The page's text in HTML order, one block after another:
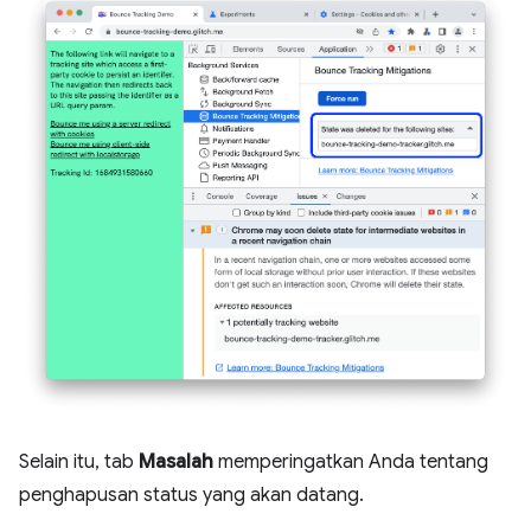
Selain itu, tab Masalah memperingatkan Anda tentang
penghapusan status yang akan datang.